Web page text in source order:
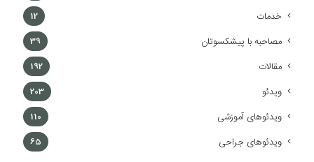
خدمات 12
مصاحبه با پیشکسوتان 39
مقالات 192
ویدئو 203
ویدئوهای آموزشی 110
ویدئوهای جراحی 65